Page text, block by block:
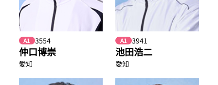
A1 3554
仲口博崇
愛知
A1 3941
池田浩二
愛知